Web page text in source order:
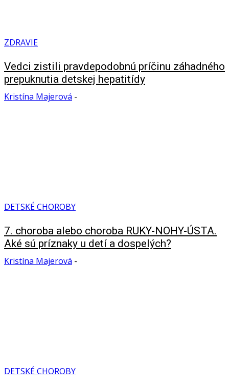
ZDRAVIE
Vedci zistili pravdepodobnú príčinu záhadného
prepuknutia detskej hepatitídy
Kristína Majerová -
DETSKÉ CHOROBY
7. choroba alebo choroba RUKY-NOHY-ÚSTA.
Aké sú príznaky u detí a dospelých?
Kristína Majerová -
DETSKÉ CHOROBY